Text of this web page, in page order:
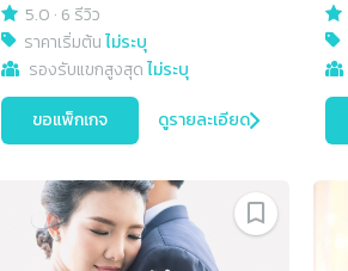
5.0 · 6 รีวิว
ราคาเริ่มต้นไม่ระบุ
รองรับแขกสูงสุดไม่ระบุ
ขอแพ็กเกจ ดูรายละเอียด